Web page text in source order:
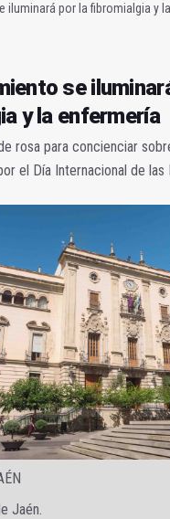
iluminará por la fibromialgia y
se
y la enfermería
rosa para concienciar
el Día Internacional de las
Jaén.